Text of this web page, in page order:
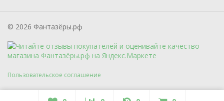
© 2026 Фантазёры.рф
Пользовательское соглашение